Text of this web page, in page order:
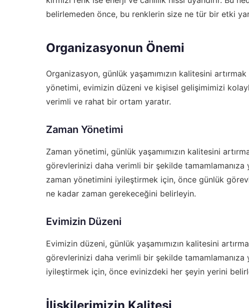
belirlemeden önce, bu renklerin size ne tür bir etki
Organizasyonun Önemi
Organizasyon, günlük yaşamımızın kalitesini
yönetimi, evimizin düzeni ve kişisel gelişimimizi
verimli ve rahat bir ortam yaratır.
Zaman Yönetimi
Zaman yönetimi, günlük yaşamımızın kalitesini
görevlerinizi daha verimli bir şekilde tamamlamanıza
zaman yönetimini iyileştirmek için, önce günlük
ne kadar zaman gerekeceğini belirleyin.
Evimizin Düzeni
Evimizin düzeni, günlük yaşamımızın kalitesini
görevlerinizi daha verimli bir şekilde tamamlamanıza
iyileştirmek için, önce evinizdeki her şeyin yerini